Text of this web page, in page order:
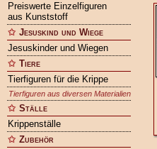
Preiswerte Einzelfiguren
aus Kunststoff
Jesuskind und Wiege
Jesuskinder und Wiegen
Tiere
Tierfiguren für die Krippe
Tierfiguren aus diversen Materialien
Ställe
Krippenställe
Zubehör